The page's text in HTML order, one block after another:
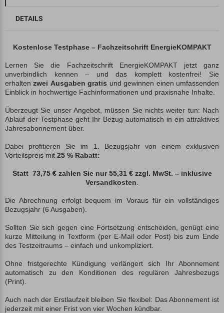
DETAILS
Kostenlose Testphase – Fachzeitschrift EnergieKOMPAKT
Lernen Sie die Fachzeitschrift EnergieKOMPAKT jetzt ganz
unverbindlich kennen – und das komplett kostenfrei! Sie
erhaltenzwei Ausgaben gratis und gewinnen einen umfassenden
Einblick in hochwertige Fachinformationen und praxisnahe Inhalte.
Überzeugt Sie unser Angebot, müssen Sie nichts weiter tun: Nach
Ablauf der Testphase geht Ihr Bezug automatisch in ein attraktives
Jahresabonnement über.
Dabei profitieren Sie im 1. Bezugsjahr von einem exklusiven
Vorteilspreis mit 25 % Rabatt:
Statt 73,75 € zahlen Sie nur 55,31 € zzgl. MwSt. – inklusive
Versandkosten
Die Abrechnung erfolgt bequem im Voraus für ein vollständiges
Bezugsjahr (6 Ausgaben).
Sollten Sie sich gegen eine Fortsetzung entscheiden, genügt eine
kurze Mitteilung in Textform (per E-Mail oder Post) bis zum Ende
des Testzeitraums – einfach und unkompliziert.
Ohne fristgerechte Kündigung verlängert sich Ihr Abonnement
automatisch zu den Konditionen des regulären Jahresbezugs
(Print).
Auch nach der Erstlaufzeit bleiben Sie flexibel: Das Abonnement ist
jederzeit mit einer Frist von vier Wochen kündbar.